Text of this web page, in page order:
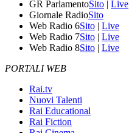
GR ParlamentoSito | Live
Giornale RadioSito
Web Radio 6Sito | Live
Web Radio 7Sito | Live
Web Radio 8Sito | Live
PORTALI WEB
Rai.tv
Nuovi Talenti
Rai Educational
Rai Fiction